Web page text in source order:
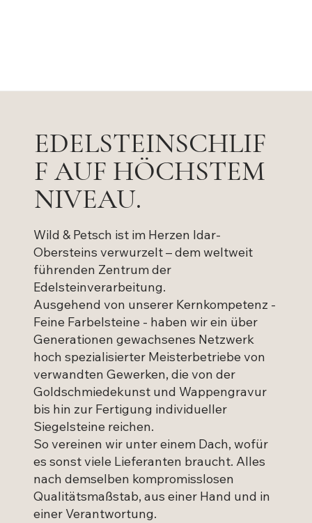
EDELSTEINSCHLIF
F AUF HÖCHSTEM
NIVEAU.
Wild & Petsch ist im Herzen Idar-
Obersteins verwurzelt – dem weltweit
führenden Zentrum der
Edelsteinverarbeitung.
Ausgehend von unserer Kernkompetenz -
Feine Farbelsteine - haben wir ein über
Generationen gewachsenes Netzwerk
hoch spezialisierter Meisterbetriebe von
verwandten Gewerken, die von der
Goldschmiedekunst und Wappengravur
bis hin zur Fertigung individueller
Siegelsteine reichen.
So vereinen wir unter einem Dach, wofür
es sonst viele Lieferanten braucht. Alles
nach demselben kompromisslosen
Qualitätsmaßstab, aus einer Hand und in
einer Verantwortung.